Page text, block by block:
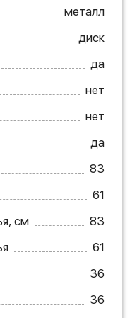
металл
диск
да
нет
нет
да
83
61
см
83
61
36
36